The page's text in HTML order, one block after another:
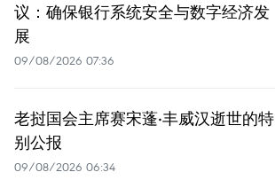
议：确保银行系统安全与数字经济发
展
09/08/2026 07:36
老挝国会主席赛宋蓬·丰威汉逝世的特
别公报
09/08/2026 06:34